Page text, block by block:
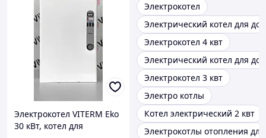
Электрокотел VITERM Eko
30 кВт, котел для
Электрокотел
Электрический котел для
Электрокотел 4 квт
Электрический котел для
Электрокотел 3 квт
Электро котлы
Котел электрический 2 квт
Электрокотлы отопления